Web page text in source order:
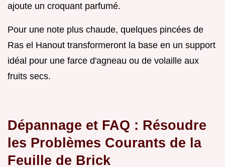
ajoute un croquant parfumé.
Pour une note plus chaude, quelques pincées de
Ras el Hanout transformeront la base en un support
idéal pour une farce d'agneau ou de volaille aux
fruits secs.
Dépannage et FAQ : Résoudre
les Problèmes Courants de la
Feuille de Brick